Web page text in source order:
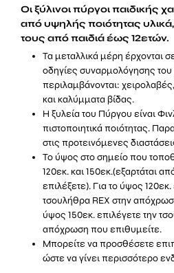
Oι ξύλινοι πύργοι παιδικής
από υψηλής ποιότητας υλικά,
τους από παιδιά έως 12ετών.
Τα μεταλλικά μέρη έρχονται
οδηγίες συναρμολόγησης του
περιλαμβάνονται:
και καλύμματα βίδας.
Η ξυλεία του Πύργου είναι
πιστοποιητικά ποιότητας.
στις προτεινόμενες
Το ύψος στο σημείο που
120εκ. και 150εκ.(εξαρτάται
επιλέξετε). Για το ύψος 120εκ.
τσουλήθρα REX στην
ύψος 150εκ. επιλέγετε την
απόχρωση που επιθυμείτε.
Μπορείτε να προσθέσετε
ώστε να γίνει περισσότερο